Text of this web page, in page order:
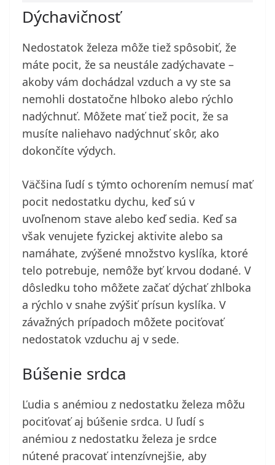
Dýchavičnosť
Nedostatok železa môže tiež spôsobiť, že
máte pocit, že sa neustále zadýchavate –
akoby vám dochádzal vzduch a vy ste sa
nemohli dostatočne hlboko alebo rýchlo
nadýchnuť. Môžete mať tiež pocit, že sa
musíte naliehavo nadýchnuť skôr, ako
dokončíte výdych.
Väčšina ľudí s týmto ochorením nemusí mať
pocit nedostatku dychu, keď sú v
uvoľnenom stave alebo keď sedia. Keď sa
však venujete fyzickej aktivite alebo sa
namáhate, zvýšené množstvo kyslíka, ktoré
telo potrebuje, nemôže byť krvou dodané. V
dôsledku toho môžete začať dýchať zhlboka
a rýchlo v snahe zvýšiť prísun kyslíka. V
závažných prípadoch môžete pociťovať
nedostatok vzduchu aj v sede.
Búšenie srdca
Ľudia s anémiou z nedostatku železa môžu
pociťovať aj búšenie srdca. U ľudí s
anémiou z nedostatku železa je srdce
nútené pracovať intenzívnejšie, aby